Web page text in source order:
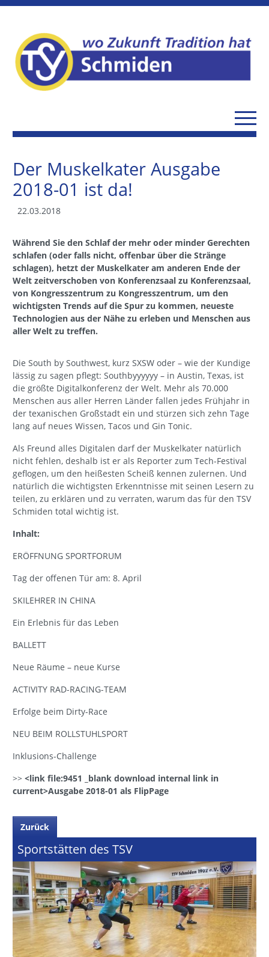
Der Muskelkater Ausgabe
2018-01 ist da!
22.03.2018
Während Sie den Schlaf der mehr oder minder Gerechten
schlafen (oder falls nicht, offenbar über die Stränge
schlagen), hetzt der Muskelkater am anderen Ende der
Welt zeitverschoben von Konferenzsaal zu Konferenzsaal,
von Kongresszentrum zu Kongresszentrum, um den
wichtigsten Trends auf die Spur zu kommen, neueste
Technologien aus der Nähe zu erleben und Menschen aus
aller Welt zu treffen.
Die South by Southwest, kurz SXSW oder – wie der Kundige
lässig zu sagen pflegt: Southbyyyyyy – in Austin, Texas, ist
die größte Digitalkonferenz der Welt. Mehr als 70.000
Menschen aus aller Herren Länder fallen jedes Frühjahr in
der texanischen Großstadt ein und stürzen sich zehn Tage
lang auf neues Wissen, Tacos und Gin Tonic.
Als Freund alles Digitalen darf der Muskelkater natürlich
nicht fehlen, deshalb ist er als Reporter zum Tech-Festival
geflogen, um den heißesten Scheiß kennen zulernen. Und
natürlich die wichtigsten Erkenntnisse mit seinen Lesern zu
teilen, zu erklären und zu verraten, warum das für den TSV
Schmiden total wichtig ist.
Inhalt:
ERÖFFNUNG SPORTFORUM
Tag der offenen Tür am: 8. April
SKILEHRER IN CHINA
Ein Erlebnis für das Leben
BALLETT
Neue Räume – neue Kurse
ACTIVITY RAD-RACING-TEAM
Erfolge beim Dirty-Race
NEU BEIM ROLLSTUHLSPORT
Inklusions-Challenge
>> <link file:9451 _blank download internal link in
current>Ausgabe 2018-01 als FlipPage
Zurück
Sportstätten des TSV